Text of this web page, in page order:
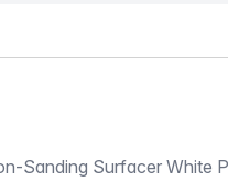
Sanding Surfacer White